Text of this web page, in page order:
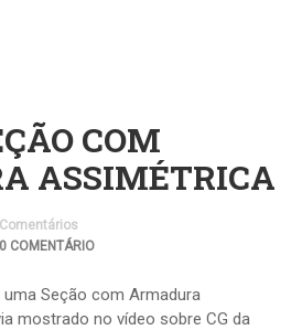
COM
ASSIMÉTRICA
Comentários
0 COMENTÁRIO
Seção com Armadura
mostrado no vídeo sobre CG da